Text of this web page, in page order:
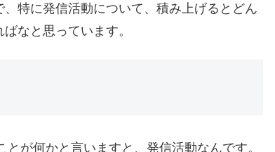
特に発信活動について、積み上げるとどん
なと思っています。
が何かと言いますと、発信活動なんです。